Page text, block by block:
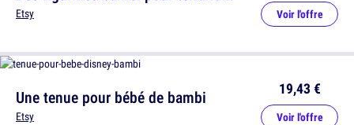
Une tenue pour bébé de bambi
Etsy
19,43 €
Voir l'offre
Etsy Voir l'offre